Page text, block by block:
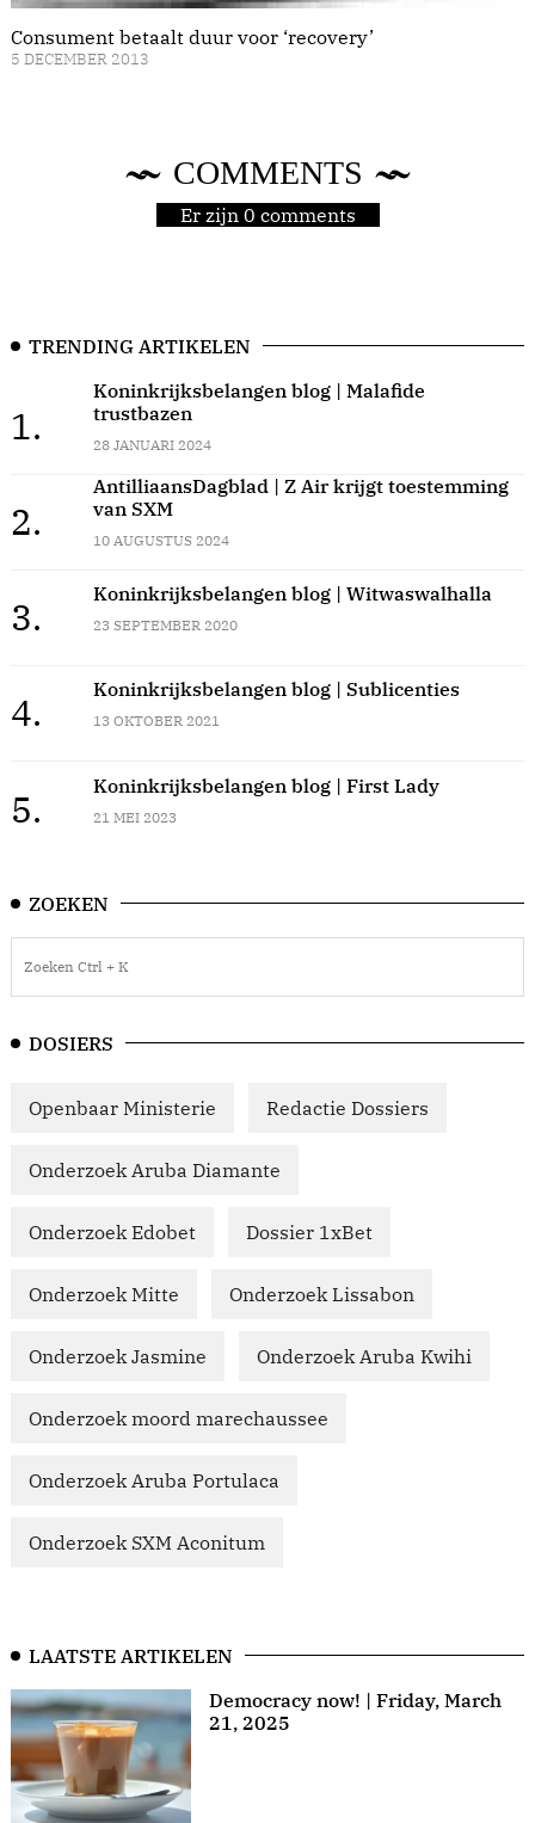
Consument betaalt duur voor ‘recovery’
5 DECEMBER 2013
COMMENTS
Er zijn 0 comments
TRENDING ARTIKELEN
1.
Koninkrijksbelangen blog | Malafide
trustbazen
28 JANUARI 2024
2.
AntilliaansDagblad | Z Air krijgt toestemming
van SXM
10 AUGUSTUS 2024
3.
Koninkrijksbelangen blog | Witwaswalhalla
23 SEPTEMBER 2020
4.
Koninkrijksbelangen blog | Sublicenties
13 OKTOBER 2021
5.
Koninkrijksbelangen blog | First Lady
21 MEI 2023
ZOEKEN
DOSIERS
Openbaar Ministerie Redactie Dossiers
Onderzoek Aruba Diamante
Onderzoek Edobet Dossier 1xBet
Onderzoek Mitte Onderzoek Lissabon
Onderzoek Jasmine Onderzoek Aruba Kwihi
Onderzoek moord marechaussee
Onderzoek Aruba Portulaca
Onderzoek SXM Aconitum
LAATSTE ARTIKELEN
Democracy now! | Friday, March
21, 2025